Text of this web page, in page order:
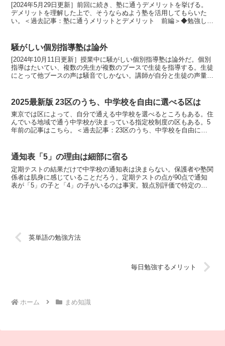
[2024年5月29日更新］前回に続き、塾に通うデメリットを挙げる。
デメリットを理解した上で、そうならぬよう塾を活用してもらいた
い。＜過去記事：塾に通うメリットとデメリット 前編＞◆勉強した
騒がしい個別指導塾は論外
[2024年10月11日更新］授業中に騒がしい個別指導塾は論外だ。個別
指導はたいてい、複数の先生が複数のブースで生徒を指導する。生徒
にとって他ブースの声は騒音でしかない。講師が自分と生徒の声量に
2025最新版 23区のうち、中学校を自由に選べる区は
東京では区によって、自分で通える中学校を選べるところもある。住
んでいる地域で通う中学校が決まっている指定校制度の区もある。5
年前の記事はこちら。＜過去記事：23区のうち、中学校を自由に選
通知表「5」の理由は細部に宿る
定期テストの結果だけで中学校の通知表は決まらない。保護者や塾関
係者は肌身に感じていることだろう。定期テストの点が90点で通知
表が「5」の子と「4」の子がいるのは事実。観点別評価で特定の分
英単語の勉強方法
毎日勉強するメリット
ホーム まめ知識